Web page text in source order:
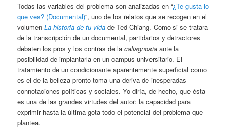
Todas las variables del problema son analizadas en “¿Te gusta lo
que ves? (Documental)“, uno de los relatos que se recogen en el
volumenLa historia de tu vidade Ted Chiang. Como si se tratara
de la transcripción de un documental, partidarios y detractores
debaten los pros y los contras de lacaliagnosia ante la
posibilidad de implantarla en un campus universitario. El
tratamiento de un condicionante aparentemente superficial como
es el de la belleza pronto toma una deriva de inesperadas
connotaciones políticas y sociales. Yo diría, de hecho, que ésta
es una de las grandes virtudes del autor: la capacidad para
exprimir hasta la última gota todo el potencial del problema que
plantea.